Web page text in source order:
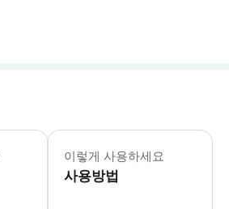
이렇게 사용하세요
사용방법